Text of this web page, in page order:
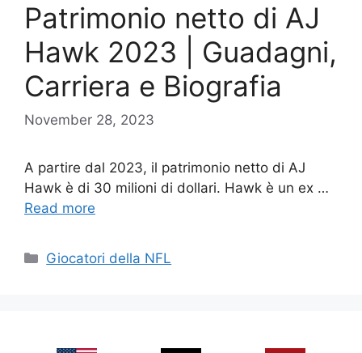
Patrimonio netto di AJ
Hawk 2023 | Guadagni,
Carriera e Biografia
November 28, 2023
A partire dal 2023, il patrimonio netto di AJ
Hawk è di 30 milioni di dollari. Hawk è un ex …
Read more
Categories
Giocatori della NFL